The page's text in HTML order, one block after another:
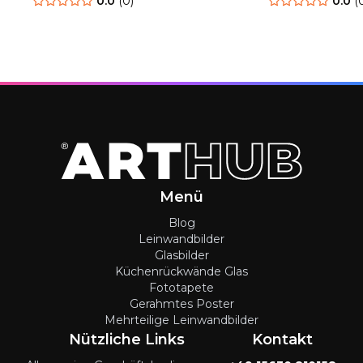
Menü
Blog
Leinwandbilder
Glasbilder
Küchenrückwände Glas
Fototapete
Gerahmtes Poster
Mehrteilige Leinwandbilder
Nützliche Links Kontakt